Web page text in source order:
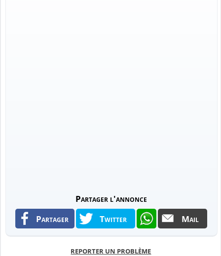
Partager l'annonce
Partager Twitter Mail
REPORTER UN PROBLÈME